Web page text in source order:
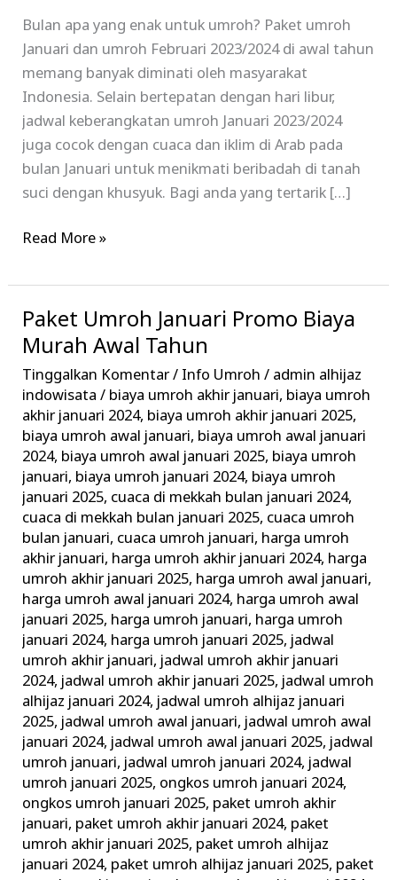
Bulan apa yang enak untuk umroh? Paket umroh
Januari dan umroh Februari 2023/2024 di awal tahun
memang banyak diminati oleh masyarakat
Indonesia. Selain bertepatan dengan hari libur,
jadwal keberangkatan umroh Januari 2023/2024
juga cocok dengan cuaca dan iklim di Arab pada
bulan Januari untuk menikmati beribadah di tanah
suci dengan khusyuk. Bagi anda yang tertarik […]
Read More »
Paket Umroh Januari Promo Biaya
Murah Awal Tahun
Tinggalkan Komentar/ Info Umroh / admin alhijaz
indowisata/ biaya umroh akhir januari, biaya umroh
akhir januari 2024, biaya umroh akhir januari 2025,
biaya umroh awal januari, biaya umroh awal januari
2024, biaya umroh awal januari 2025, biaya umroh
januari, biaya umroh januari 2024, biaya umroh
januari 2025, cuaca di mekkah bulan januari 2024,
cuaca di mekkah bulan januari 2025, cuaca umroh
bulan januari, cuaca umroh januari, harga umroh
akhir januari, harga umroh akhir januari 2024, harga
umroh akhir januari 2025, harga umroh awal januari,
harga umroh awal januari 2024, harga umroh awal
januari 2025, harga umroh januari, harga umroh
januari 2024, harga umroh januari 2025, jadwal
umroh akhir januari, jadwal umroh akhir januari
2024, jadwal umroh akhir januari 2025, jadwal umroh
alhijaz januari 2024, jadwal umroh alhijaz januari
2025, jadwal umroh awal januari, jadwal umroh awal
januari 2024, jadwal umroh awal januari 2025, jadwal
umroh januari, jadwal umroh januari 2024, jadwal
umroh januari 2025, ongkos umroh januari 2024,
ongkos umroh januari 2025, paket umroh akhir
januari, paket umroh akhir januari 2024, paket
umroh akhir januari 2025, paket umroh alhijaz
januari 2024, paket umroh alhijaz januari 2025, paket
Paket
Umroh
Januari
Promo
Biaya
Murah
Awal
Tahun